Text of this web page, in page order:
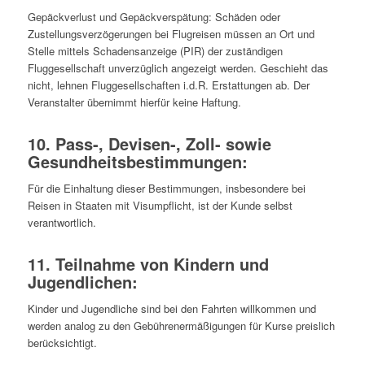
Gepäckverlust und Gepäckverspätung: Schäden oder
Zustellungsverzögerungen bei Flugreisen müssen an Ort und
Stelle mittels Schadensanzeige (PIR) der zuständigen
Fluggesellschaft unverzüglich angezeigt werden. Geschieht das
nicht, lehnen Fluggesellschaften i.d.R. Erstattungen ab. Der
Veranstalter übernimmt hierfür keine Haftung.
10. Pass-, Devisen-, Zoll- sowie
Gesundheitsbestimmungen:
Für die Einhaltung dieser Bestimmungen, insbesondere bei
Reisen in Staaten mit Visumpflicht, ist der Kunde selbst
verantwortlich.
11. Teilnahme von Kindern und
Jugendlichen:
Kinder und Jugendliche sind bei den Fahrten willkommen und
werden analog zu den Gebührenermäßigungen für Kurse preislich
berücksichtigt.